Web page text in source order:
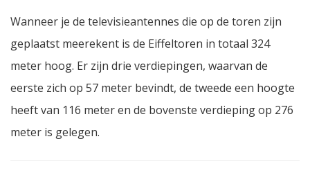
Wanneer je de televisieantennes die op de toren zijn
geplaatst meerekent is de Eiffeltoren in totaal 324
meter hoog. Er zijn drie verdiepingen, waarvan de
eerste zich op 57 meter bevindt, de tweede een hoogte
heeft van 116 meter en de bovenste verdieping op 276
meter is gelegen.